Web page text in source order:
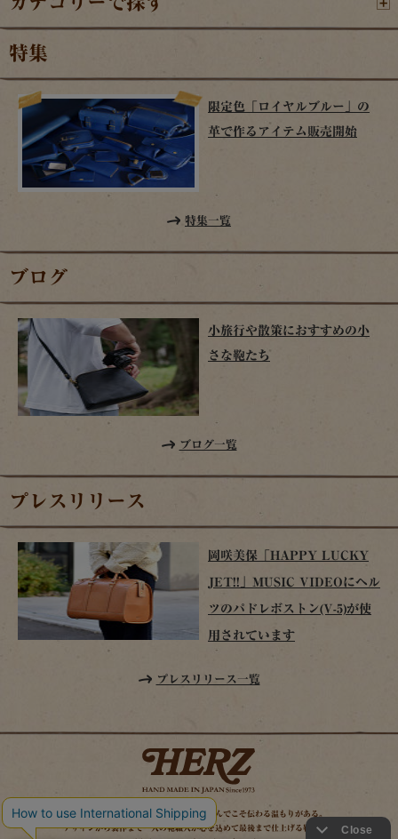
特集
限定色「ロイヤルブルー」の
革で作るアイテム販売開始
特集一覧
ブログ
小旅行や散策におすすめの小
さな鞄たち
ブログ一覧
プレスリリース
岡咲美保「HAPPY LUCKY
JET!!」MUSIC VIDEOにヘル
ツのパドレボストン(V-5)が使
用されています
プレスリリース一覧
時を経てこそ解る味わいがある。使い込んでこそ伝わる温もりがある。
デザインから製作まで一人の鞄職人が心を込めて最後まで仕上げる鞄作り。